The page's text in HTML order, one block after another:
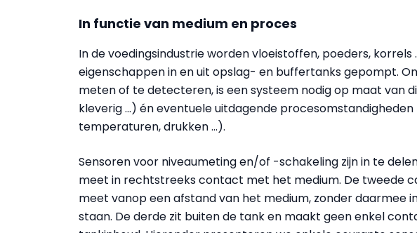
In functie van medium en proces
In de voedingsindustrie worden vloeistoffen, poeders,
eigenschappen in en uit opslag- en buffertanks gepompt.
meten of te detecteren, is een systeem nodig op maat van
kleverig ...) én eventuele uitdagende
temperaturen, drukken ...).
Sensoren voor niveaumeting en/of -schakeling zijn in te
meet in rechtstreeks contact met het medium. De tweede
meet vanop een afstand van het medium, zonder daarmee
staan. De derde zit buiten de tank en maakt geen enkel